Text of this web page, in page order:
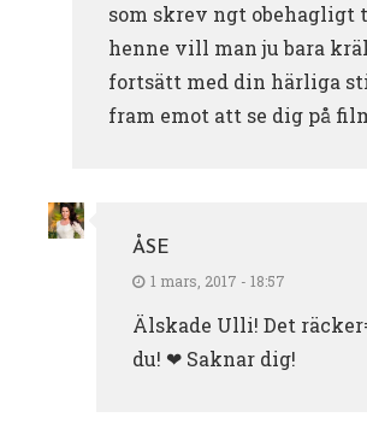
som skrev ngt obehagligt
henne vill man ju bara
fortsätt med din härliga
fram emot att se dig på
ÅSE
1 mars, 2017 - 18:57
Älskade Ulli! Det
du! ❤ Saknar dig!